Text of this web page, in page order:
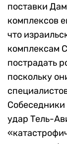
поставки
комплексов
что
комплексам
пострадать
поскольку
Собеседники
удар Тель-